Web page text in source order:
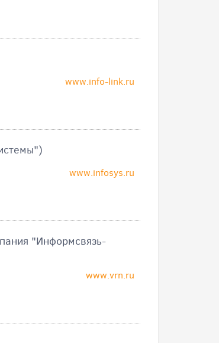
www.info-link.ru
www.infosys.ru
"Информсвязь-
www.vrn.ru